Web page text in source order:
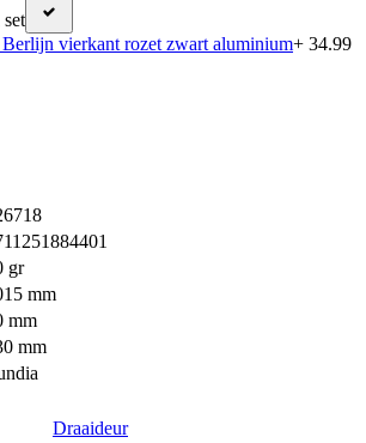
vierkant rozet zwart aluminium+ 34.99
gr
mm
mm
mm
Draaideur